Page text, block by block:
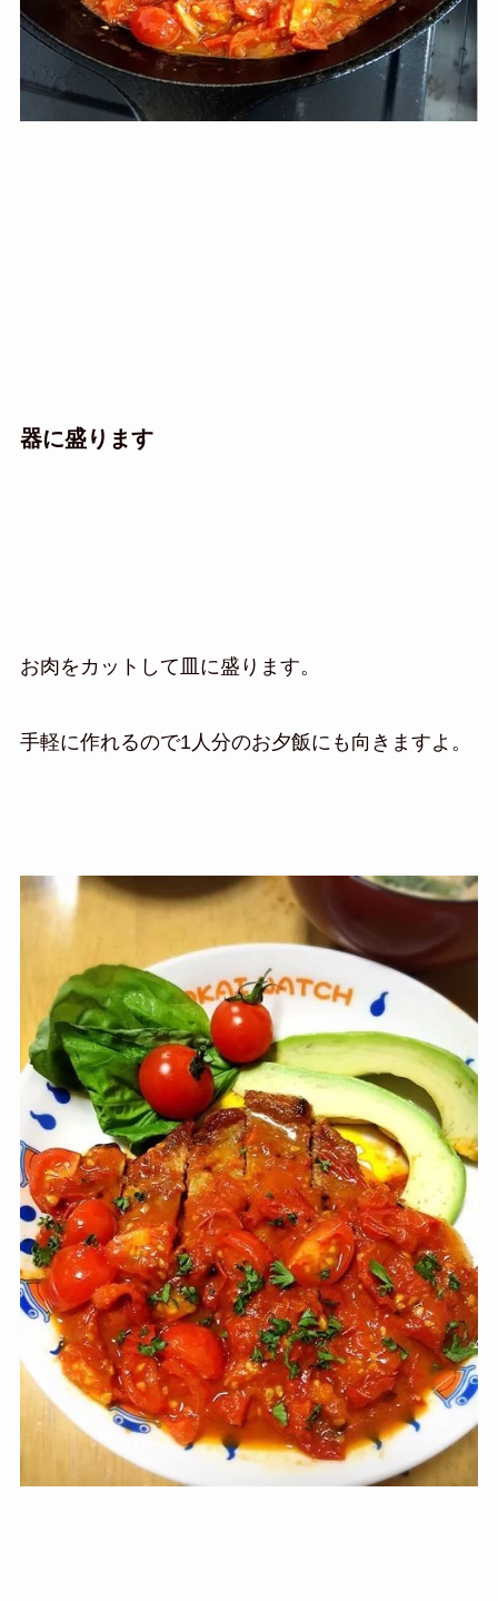
器に盛ります
お肉をカットして皿に盛ります。
手軽に作れるので1人分のお夕飯にも向きますよ。